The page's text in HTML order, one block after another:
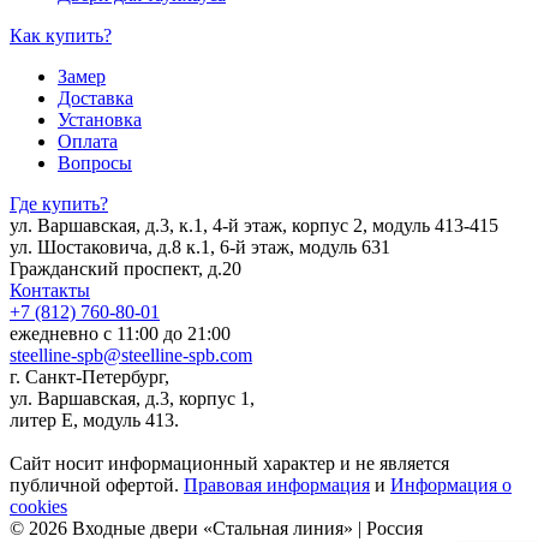
Как купить?
Замер
Доставка
Установка
Оплата
Вопросы
Где купить?
ул. Варшавская, д.3, к.1, 4-й этаж, корпус 2, модуль 413-415
ул. Шостаковича, д.8 к.1, 6-й этаж, модуль 631
Гражданский проспект, д.20
Контакты
+7 (812) 760-80-01
ежедневно с 11:00 до 21:00
steelline-spb@steelline-spb.com
г. Санкт-Петербург,
ул. Варшавская, д.3, корпус 1,
литер Е, модуль 413.
Сайт носит информационный характер и не является
публичной офертой. Правовая информация и Информация о
cookies
© 2026 Входные двери «Стальная линия» | Россия